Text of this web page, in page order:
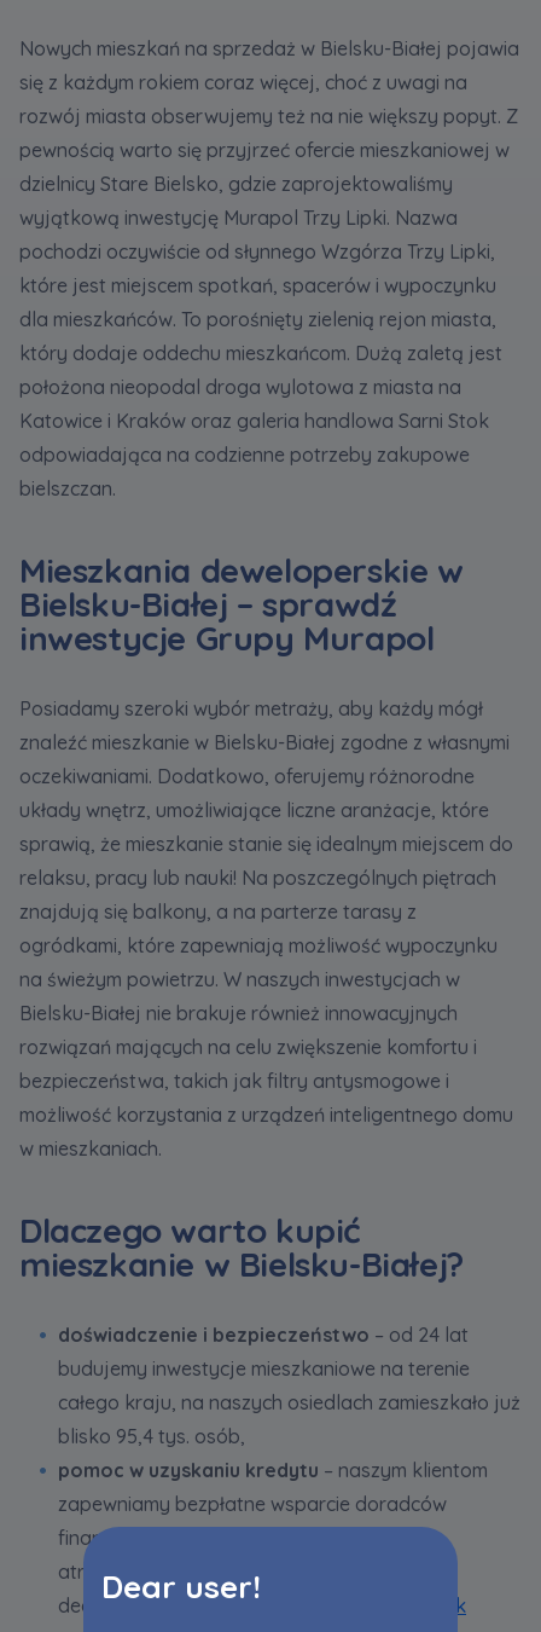
Dear user!
Nowych mieszkań na sprzedaż w Bielsku-Białej pojawia
się z każdym rokiem coraz więcej, choć z uwagi na
rozwój miasta obserwujemy też na nie większy popyt. Z
pewnością warto się przyjrzeć ofercie mieszkaniowej w
dzielnicy Stare Bielsko, gdzie zaprojektowaliśmy
wyjątkową inwestycję Murapol Trzy Lipki. Nazwa
pochodzi oczywiście od słynnego Wzgórza Trzy Lipki,
które jest miejscem spotkań, spacerów i wypoczynku
dla mieszkańców. To porośnięty zielenią rejon miasta,
który dodaje oddechu mieszkańcom. Dużą zaletą jest
położona nieopodal droga wylotowa z miasta na
Katowice i Kraków oraz galeria handlowa Sarni Stok
odpowiadająca na codzienne potrzeby zakupowe
bielszczan.
Mieszkania deweloperskie w
Bielsku-Białej – sprawdź
inwestycje Grupy Murapol
Posiadamy szeroki wybór metraży, aby każdy mógł
znaleźć mieszkanie w Bielsku-Białej zgodne z własnymi
oczekiwaniami. Dodatkowo, oferujemy różnorodne
układy wnętrz, umożliwiające liczne aranżacje, które
sprawią, że mieszkanie stanie się idealnym miejscem do
relaksu, pracy lub nauki! Na poszczególnych piętrach
znajdują się balkony, a na parterze tarasy z
ogródkami, które zapewniają możliwość wypoczynku
na świeżym powietrzu. W naszych inwestycjach w
Bielsku-Białej nie brakuje również innowacyjnych
rozwiązań mających na celu zwiększenie komfortu i
bezpieczeństwa, takich jak filtry antysmogowe i
możliwość korzystania z urządzeń inteligentnego domu
w mieszkaniach.
Dlaczego warto kupić
mieszkanie w Bielsku-Białej?
doświadczenie i bezpieczeństwo – od 24 lat
budujemy inwestycje mieszkaniowe na terenie
całego kraju, na naszych osiedlach zamieszkało już
blisko 95,4 tys. osób,
pomoc w uzyskaniu kredytu – naszym klientom
zapewniamy bezpłatne wsparcie doradców
finansowych oraz negocjujemy z bankami
atrakcyjne warunki związane z pozyskaniem
decyzji kredytowej w ramach programu
Bank